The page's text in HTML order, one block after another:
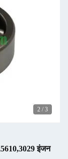
2 / 3
इंजन